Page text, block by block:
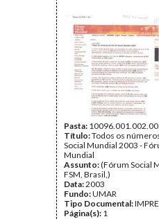
Pasta:
Título:Todos os
Social Mundial 2003 -
Mundial
Assunto:(Fórum Social
FSM, Brasil,)
Data:2003
Fundo:UMAR
Tipo Documental:
Página(s): 1